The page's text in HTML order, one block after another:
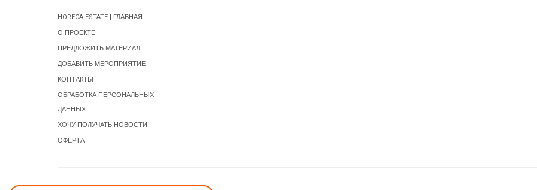
HORECA ESTATE | ГЛАВНАЯ
О ПРОЕКТЕ
ПРЕДЛОЖИТЬ МАТЕРИАЛ
ДОБАВИТЬ МЕРОПРИЯТИЕ
КОНТАКТЫ
ОБРАБОТКА ПЕРСОНАЛЬНЫХ
ДАННЫХ
ХОЧУ ПОЛУЧАТЬ НОВОСТИ
ОФЕРТА